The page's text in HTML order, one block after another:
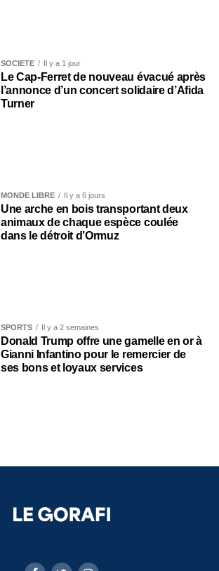
SOCIÉTÉ Il y a 1 jour
Le Cap-Ferret de nouveau évacué après
l’annonce d’un concert solidaire d’Afida
Turner
MONDE LIBRE Il y a 6 jours
Une arche en bois transportant deux
animaux de chaque espèce coulée
dans le détroit d’Ormuz
SPORTS Il y a 2 semaines
Donald Trump offre une gamelle en or à
Gianni Infantino pour le remercier de
ses bons et loyaux services